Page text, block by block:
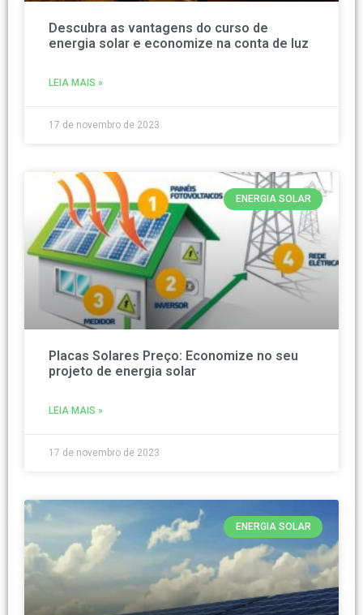
Descubra as vantagens do curso de
energia solar e economize na conta de luz
LEIA MAIS »
17 de novembro de 2023
ENERGIA SOLAR
Placas Solares Preço: Economize no seu
projeto de energia solar
LEIA MAIS »
17 de novembro de 2023
ENERGIA SOLAR